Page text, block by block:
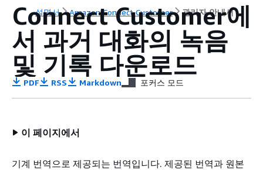
설명서 Amazon Connect Customer 관리자 안내서
Connect Customer에
서 과거 대화의 녹음
및 기록 다운로드
PDF RSS Markdown 포커스 모드
이 페이지에서
기계 번역으로 제공되는 번역입니다. 제공된 번역과 원본